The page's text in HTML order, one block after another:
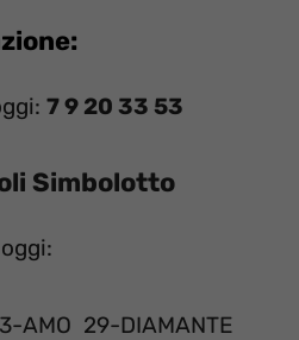
7 9 20 33 53
Simbolotto
AMO 29-DIAMANTE